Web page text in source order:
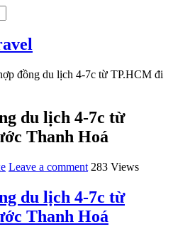
đồng du lịch 4-7c từ TP.HCM đi
du lịch 4-7c từ
Thanh Hoá
Leave a comment 283 Views
du lịch 4-7c từ
Thanh Hoá